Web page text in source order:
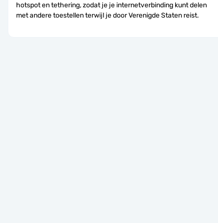
hotspot en tethering, zodat je je internetverbinding kunt delen
met andere toestellen terwijl je door Verenigde Staten reist.